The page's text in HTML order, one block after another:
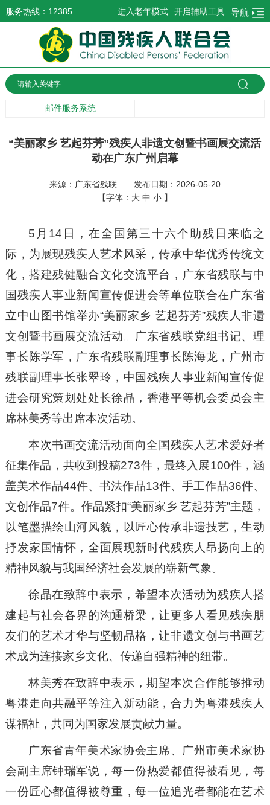
服务热线：12385 导航
开启辅助工具
进入老年模式
邮件服务系统
“美丽家乡 艺起芬芳”残疾人非遗文创暨书画展交流活
动在广东广州启幕
来源：广东省残联
发布日期：2026-05-20
【字体： 大 中 小 】
5月14日，在全国第三十六个助残日来临之
际，为展现残疾人艺术风采，传承中华优秀传统文
化，搭建残健融合文化交流平台，广东省残联与中
国残疾人事业新闻宣传促进会等单位联合在广东省
立中山图书馆举办“美丽家乡 艺起芬芳”残疾人非遗
文创暨书画展交流活动。广东省残联党组书记、理
事长陈学军，广东省残联副理事长陈海龙，广州市
残联副理事长张翠玲，中国残疾人事业新闻宣传促
进会研究策划处处长徐晶，香港平等机会委员会主
席林美秀等出席本次活动。
本次书画交流活动面向全国残疾人艺术爱好者
征集作品，共收到投稿273件，最终入展100件，涵
盖美术作品44件、书法作品13件、手工作品36件、
文创作品7件。作品紧扣“美丽家乡 艺起芬芳”主题，
以笔墨描绘山河风貌，以匠心传承非遗技艺，生动
抒发家国情怀，全面展现新时代残疾人昂扬向上的
精神风貌与我国经济社会发展的崭新气象。
徐晶在致辞中表示，希望本次活动为残疾人搭
建起与社会各界的沟通桥梁，让更多人看见残疾朋
友们的艺术才华与坚韧品格，让非遗文创与书画艺
术成为连接家乡文化、传递自强精神的纽带。
林美秀在致辞中表示，期望本次合作能够推动
粤港走向共融平等注入新动能，合力为粤港残疾人
谋福祉，共同为国家发展贡献力量。
广东省青年美术家协会主席、广州市美术家协
会副主席钟瑞军说，每一份热爱都值得被看见，每
一份匠心都值得被尊重，每一位追光者都能在艺术